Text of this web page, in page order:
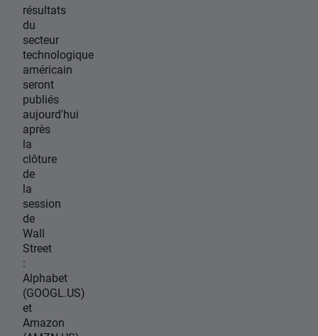
résultats
du
secteur
technologique
américain
seront
publiés
aujourd'hui
après
la
clôture
de
la
session
de
Wall
Street
:
Alphabet
(GOOGL.US)
et
Amazon